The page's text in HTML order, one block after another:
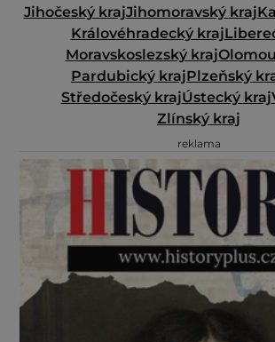
Jihočeský krajJihomoravský kraj
Královéhradecký kraj
Moravskoslezský kraj
Pardubický krajPlzeňský
Středočeský krajÚstecký kraj
Zlínský kraj
reklama